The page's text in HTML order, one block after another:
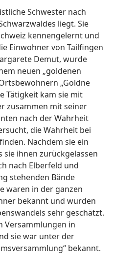
Schwester nach
liegt. Sie
kennengelernt und
Einwohner von Tailfingen
Demut, wurde
neuen „goldenen
„Goldne
Tätigkeit kam sie mit
zusammen mit seiner
nach der Wahrheit
die Wahrheit bei
Nachdem sie ein
sie ihnen zurückgelassen
nach Elberfeld und
stehenden Bände
waren in der ganzen
bekannt und wurden
sehr geschätzt.
Versammlungen in
sie war unter der
bekannt.